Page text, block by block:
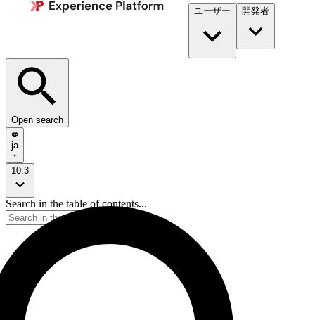
ユーザー 開発者​
Open search
ja
10.3
Search in the table of contents...